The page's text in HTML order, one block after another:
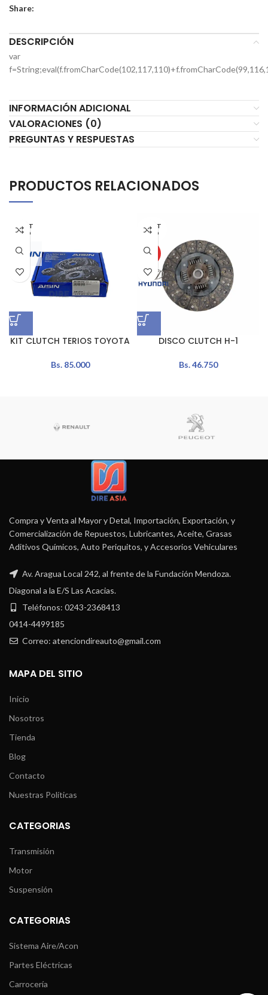
Share:
DESCRIPCIÓN
var
INFORMACIÓN ADICIONAL
VALORACIONES (0)
PREGUNTAS Y RESPUESTAS
PRODUCTOS RELACIONADOS
AGOT
ADO
KIT CLUTCH TERIOS TOYOTA
Bs.85.000
AGOT
ADO
HOT
DISCO CLUTCH H-1
Bs.46.750
Compra y Venta al Mayor y Detal, Importación, Exportación, y
Comercialización de Repuestos, Lubricantes, Aceite, Grasas
Aditivos Químicos, Auto Periquitos, y Accesorios Vehiculares
Av. Aragua Local 242, al frente de la Fundación Mendoza.
Diagonal a la E/S Las Acacias.
Teléfonos: 0243-2368413
0414-4499185
Correo: atenciondireauto@gmail.com
MAPA DEL SITIO
Inicio
Nosotros
Tienda
Blog
Contacto
Nuestras Políticas
CATEGORIAS
Transmisión
Motor
Suspensión
CATEGORIAS
Sistema Aire/Acon
Partes Eléctricas
Carrocería